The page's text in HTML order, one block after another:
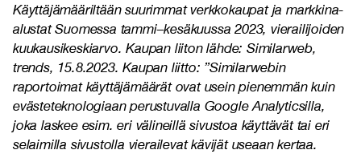
Käyttäjämääriltään suurimmat verkkokaupat ja markkina-
alustat Suomessa tammi–kesäkuussa 2023, vierailijoiden
kuukausikeskiarvo. Kaupan liiton lähde: Similarweb,
trends, 15.8.2023. Kaupan liitto: ”Similarwebin
raportoimat käyttäjämäärät ovat usein pienemmän kuin
evästeteknologiaan perustuvalla Google Analyticsilla,
joka laskee esim. eri välineillä sivustoa käyttävät tai eri
selaimilla sivustolla vierailevat kävijät useaan kertaa.